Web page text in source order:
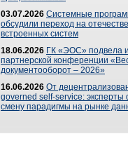
03.07.2026 Системные
обсудили переход на
встроенных систем
18.06.2026 ГК «ЭОС» подвела
партнерской конференции
документооборот – 2026»
16.06.2026 От
governed self-service: эксперты
смену парадигмы на рынке